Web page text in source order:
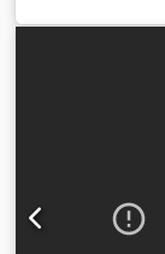
uppgifter
ändringar, fel
mer
programvara